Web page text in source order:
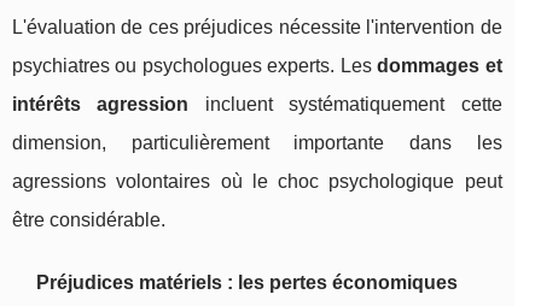
L'évaluation de ces préjudices nécessite l'intervention de
psychiatres ou psychologues experts. Lesdommages et
intérêts agression incluent systématiquement cette
dimension, particulièrement importante dans les
agressions volontaires où le choc psychologique peut
être considérable.
Préjudices matériels : les pertes économiques